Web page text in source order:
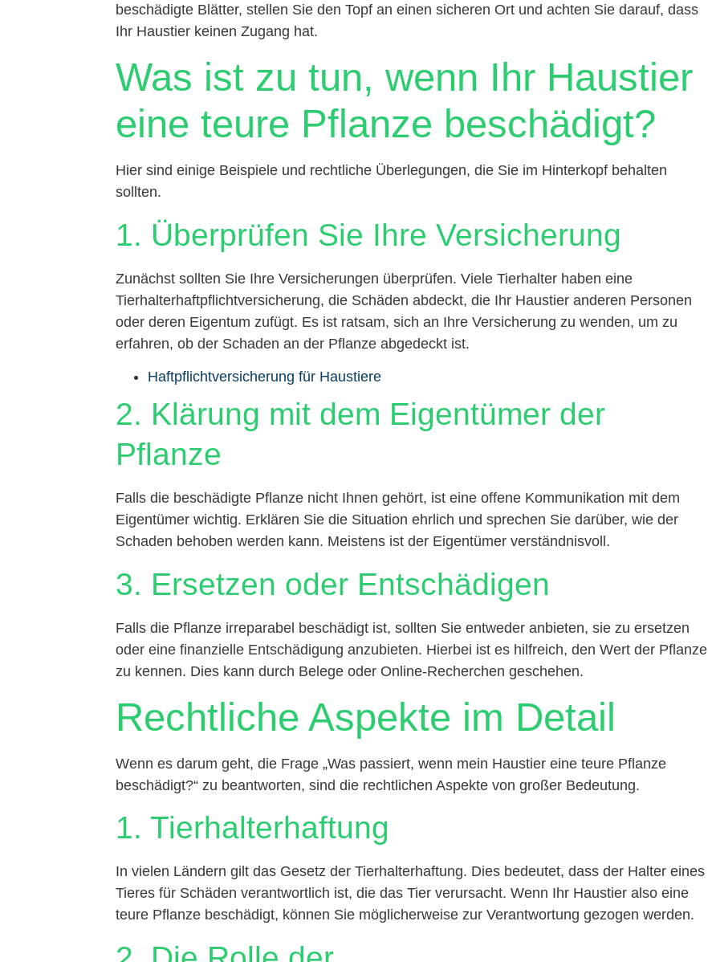
beschädigte Blätter, stellen Sie den Topf an einen sicheren Ort und achten Sie darauf, dass
Ihr Haustier keinen Zugang hat.
Was ist zu tun, wenn Ihr Haustier
eine teure Pflanze beschädigt?
Hier sind einige Beispiele und rechtliche Überlegungen, die Sie im Hinterkopf behalten
sollten.
1. Überprüfen Sie Ihre Versicherung
Zunächst sollten Sie Ihre Versicherungen überprüfen. Viele Tierhalter haben eine
Tierhalterhaftpflichtversicherung, die Schäden abdeckt, die Ihr Haustier anderen Personen
oder deren Eigentum zufügt. Es ist ratsam, sich an Ihre Versicherung zu wenden, um zu
erfahren, ob der Schaden an der Pflanze abgedeckt ist.
Haftpflichtversicherung für Haustiere
2. Klärung mit dem Eigentümer der
Pflanze
Falls die beschädigte Pflanze nicht Ihnen gehört, ist eine offene Kommunikation mit dem
Eigentümer wichtig. Erklären Sie die Situation ehrlich und sprechen Sie darüber, wie der
Schaden behoben werden kann. Meistens ist der Eigentümer verständnisvoll.
3. Ersetzen oder Entschädigen
Falls die Pflanze irreparabel beschädigt ist, sollten Sie entweder anbieten, sie zu ersetzen
oder eine finanzielle Entschädigung anzubieten. Hierbei ist es hilfreich, den Wert der Pflanze
zu kennen. Dies kann durch Belege oder Online-Recherchen geschehen.
Rechtliche Aspekte im Detail
Wenn es darum geht, die Frage „Was passiert, wenn mein Haustier eine teure Pflanze
beschädigt?“ zu beantworten, sind die rechtlichen Aspekte von großer Bedeutung.
1. Tierhalterhaftung
In vielen Ländern gilt das Gesetz der Tierhalterhaftung. Dies bedeutet, dass der Halter eines
Tieres für Schäden verantwortlich ist, die das Tier verursacht. Wenn Ihr Haustier also eine
teure Pflanze beschädigt, können Sie möglicherweise zur Verantwortung gezogen werden.